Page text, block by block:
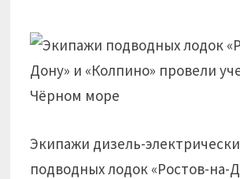
Экипажи дизель-
подводных лодок «Ростов-на-